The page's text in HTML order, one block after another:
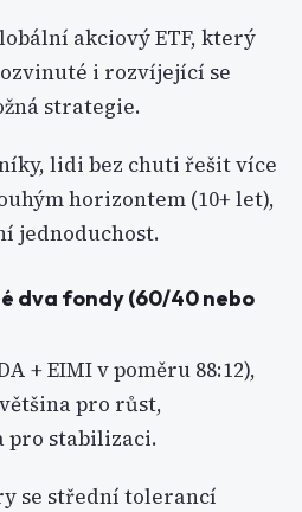
akciový ETF, který
i rozvíjející se
strategie.
lidi bez chuti řešit více
horizontem (10+ let),
jednoduchost.
dva fondy (60/40 nebo
+ EIMI v poměru 88:12),
pro růst,
pro stabilizaci.
se střední tolerancí